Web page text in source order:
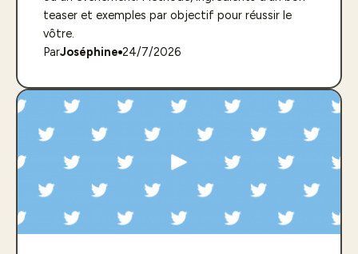
teaser et exemples par objectif pour réussir le
vôtre.
ParJoséphine 24/7/2026